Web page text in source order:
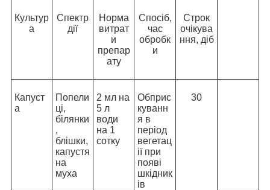
Культур
а
Спектр
дії
Норма
витрат
и
препар
ату
Спосіб,
час
обробк
и
Строк
очікува
ння, діб
Капуст
а
Попели
ці,
білянки
,
блішки,
капустя
на
муха
2 мл на
5 л
води
на 1
сотку
Обприс
куванн
я в
період
вегетац
ії при
появі
шкідник
ів
30